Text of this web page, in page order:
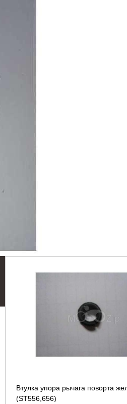
Втулка упора рычага поворта
(ST556,656)